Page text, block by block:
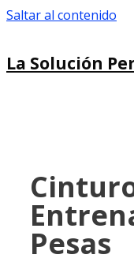
Saltar al contenido
La Solución
Pesas